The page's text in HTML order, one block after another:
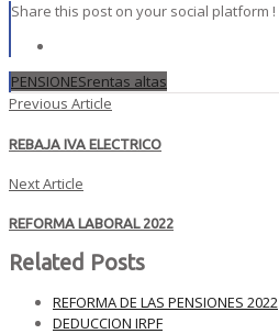
Share this post on your social platform !
PENSIONESrentas altas
Previous Article
REBAJA IVA ELECTRICO
Next Article
REFORMA LABORAL 2022
Related Posts
REFORMA DE LAS PENSIONES 2022
DEDUCCION IRPF